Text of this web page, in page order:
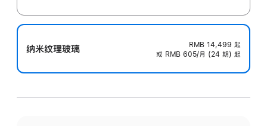
纳米纹理玻璃 RMB 14,499 起
或 RMB 605/月 (24 期) 起